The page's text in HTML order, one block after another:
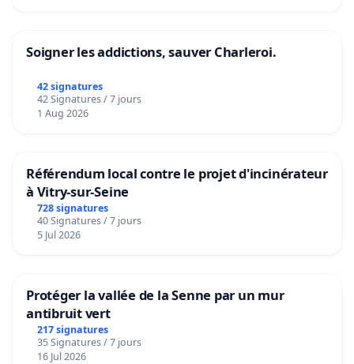
Soigner les addictions, sauver Charleroi.
42 signatures
42 Signatures / 7 jours
1 Aug 2026
Référendum local contre le projet d'incinérateur
à Vitry-sur-Seine
728 signatures
40 Signatures / 7 jours
5 Jul 2026
Protéger la vallée de la Senne par un mur
antibruit vert
217 signatures
35 Signatures / 7 jours
16 Jul 2026